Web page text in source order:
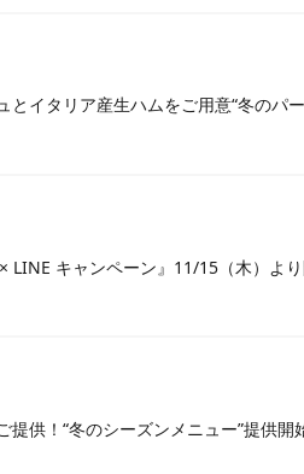
イタリア産生ハムをご用意“冬のパ
キャンペーン』11/15（木）よ
供！“冬のシーズンメニュー”提供開